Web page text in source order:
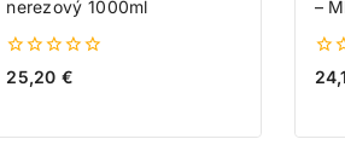
nerezový 1000ml
0
z
25,20€
–
0
z